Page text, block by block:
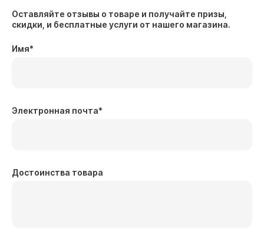
Оставляйте отзывы о товаре и получайте призы,
скидки, и бесплатные услуги от нашего магазина.
Имя*
Электронная почта*
Достоинства товара